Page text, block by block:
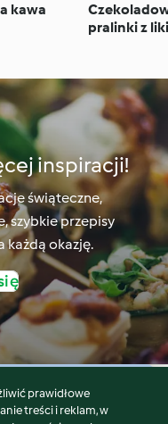
kawa
pralinki z
inspiracji!
świąteczne,
szybkie przepisy
każdą okazję.
prawidłowe
treści i reklam, w